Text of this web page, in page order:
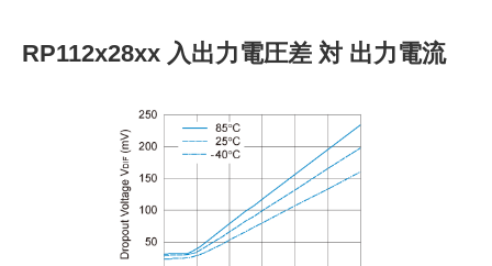
RP112x28xx 入出力電圧差 対 出力電流